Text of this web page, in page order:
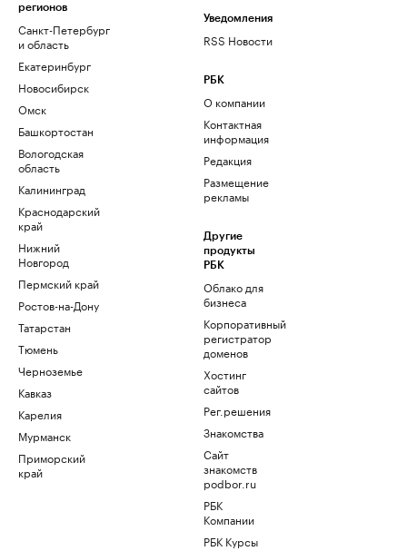
регионов
Санкт-Петербург
и область
Екатеринбург
Новосибирск
Омск
Башкортостан
Вологодская
область
Калининград
Краснодарский
край
Нижний
Новгород
Пермский край
Ростов-на-Дону
Татарстан
Тюмень
Черноземье
Кавказ
Карелия
Мурманск
Приморский
край
Уведомления
RSS Новости
РБК
О компании
Контактная
информация
Редакция
Размещение
рекламы
Другие
продукты
РБК
Облако для
бизнеса
Корпоративный
регистратор
доменов
Хостинг
сайтов
Рег.решения
Знакомства
Сайт
знакомств
podbor.ru
РБК
Компании
РБК Курсы